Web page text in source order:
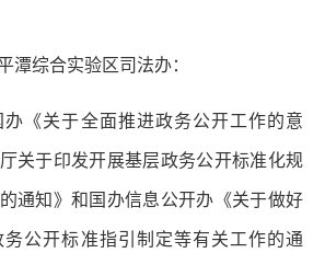
潭综合实验区司法办：
关于全面推进政务公开工作的意
关于印发开展基层政务公开标准化规
通知》和国办信息公开办《关于做好
公开标准指引制定等有关工作的通